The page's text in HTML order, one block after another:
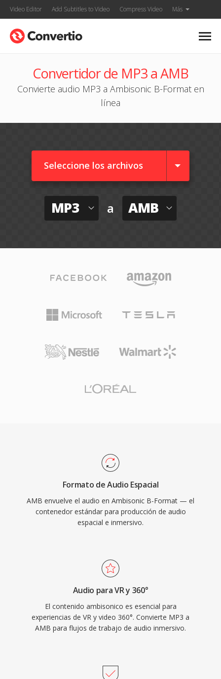
Video Editor Add Subtitles to Video Compress Video Más
Convertidor de MP3 a AMB
Convierte audio MP3 a Ambisonic B-Format en
línea
Seleccione los archivos
MP3 a AMB
Formato de Audio Espacial
AMB envuelve el audio en Ambisonic B-Format — el
contenedor estándar para producción de audio
espacial e inmersivo.
Audio para VR y 360°
El contenido ambisonico es esencial para
experiencias de VR y video 360°. Convierte MP3 a
AMB para flujos de trabajo de audio inmersivo.